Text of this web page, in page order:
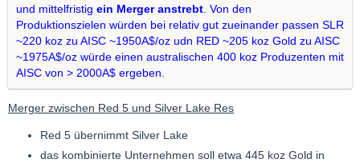
und mittelfristig ein Merger anstrebt . Von den
Produktionszielen würden bei relativ gut zueinander passen SLR
~220 koz zu AISC ~1950A$/oz udn RED ~205 koz Gold zu AISC
~1975A$/oz würde einen australischen 400 koz Produzenten mit
AISC von > 2000A$ ergeben.
Merger zwischen Red 5 und Silver Lake Res
Red 5 übernimmt Silver Lake
das kombinierte Unternehmen soll etwa 445 koz Gold in